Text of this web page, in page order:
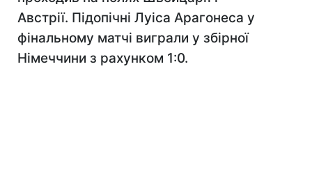
Австрії. Підопічні Луіса Арагонеса у
фінальному матчі виграли у збірної
Німеччини з рахунком 1:0.